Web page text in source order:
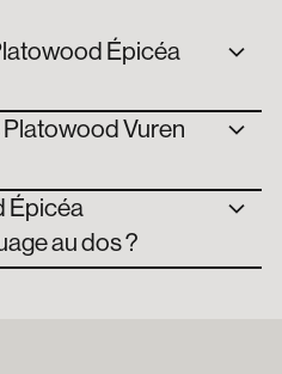
Épicéa
Vuren
Épicéa
au dos ?